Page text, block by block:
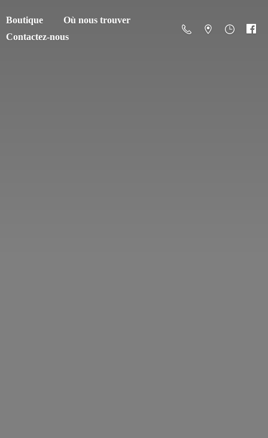
Boutique
Où nous trouver
Contactez-nous